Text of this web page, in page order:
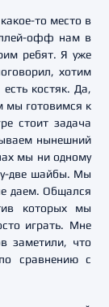
то место в
плей-офф нам в
ребят. Я уже
хотим
костяк. Да,
мы готовимся к
стоит задача
нынешний
мы ни одному
две шайбы. Мы
даем. Общался
которых мы
играть. Мне
заметили, что
сравнению с